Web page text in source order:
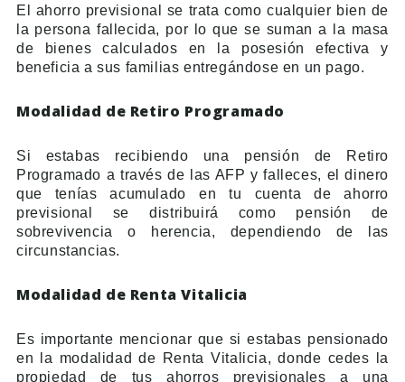
El ahorro previsional se trata como cualquier bien de
la persona fallecida, por lo que se suman a la masa
de bienes calculados en la posesión efectiva y
beneficia a sus familias entregándose en un pago.
Modalidad de Retiro Programado
Si estabas recibiendo una pensión de Retiro
Programado a través de las AFP y falleces, el dinero
que tenías acumulado en tu cuenta de ahorro
previsional se distribuirá como pensión de
sobrevivencia o herencia, dependiendo de las
circunstancias.
Modalidad de Renta Vitalicia
Es importante mencionar que si estabas pensionado
en la modalidad de Renta Vitalicia, donde cedes la
propiedad de tus ahorros previsionales a una